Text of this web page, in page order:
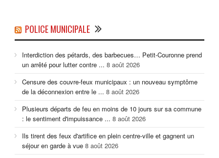
POLICE MUNICIPALE
Interdiction des pétards, des barbecues… Petit-Couronne prend
un arrêté pour lutter contre ... 8 août 2026
Censure des couvre-feux municipaux : un nouveau symptôme
de la déconnexion entre le ... 8 août 2026
Plusieurs départs de feu en moins de 10 jours sur sa commune
: le sentiment d'impuissance ... 8 août 2026
Ils tirent des feux d'artifice en plein centre-ville et gagnent un
séjour en garde à vue 8 août 2026